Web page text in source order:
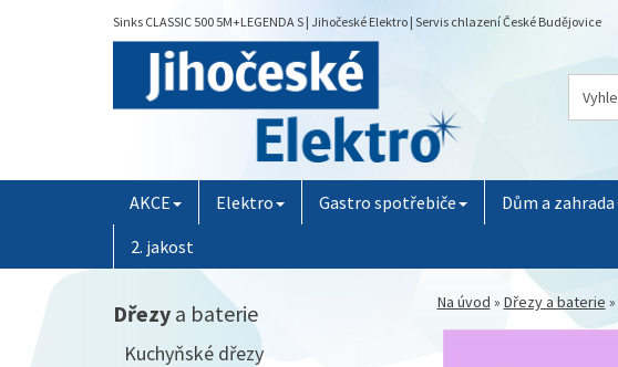
Sinks CLASSIC 500 5M+LEGENDA S | Jihočeské Elektro | Servis chlazení České Budějovice
AKCE Elektro Gastro spotřebiče Dům a zahrada
2. jakost
Na úvod » Dřezy a baterie »
Dřezy a baterie
Kuchyňské dřezy